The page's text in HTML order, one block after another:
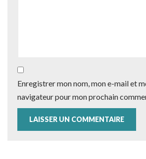
Enregistrer mon nom, mon e-mail et
navigateur pour mon prochain